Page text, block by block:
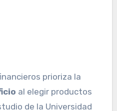
prioriza la
al elegir productos
de la Universidad